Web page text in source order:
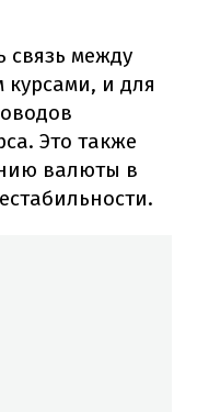
связь между
и для
Это также
валюты в